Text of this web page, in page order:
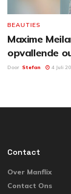
BEAUTIES
Maxime
opvallende
Door Stefan 4 Juli
Contact
Over Manflix
Contact Ons